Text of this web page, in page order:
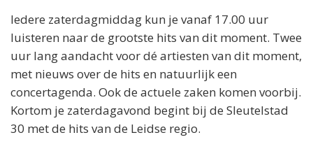
Iedere zaterdagmiddag kun je vanaf 17.00 uur
luisteren naar de grootste hits van dit moment. Twee
uur lang aandacht voor dé artiesten van dit moment,
met nieuws over de hits en natuurlijk een
concertagenda. Ook de actuele zaken komen voorbij.
Kortom je zaterdagavond begint bij de Sleutelstad
30 met de hits van de Leidse regio.